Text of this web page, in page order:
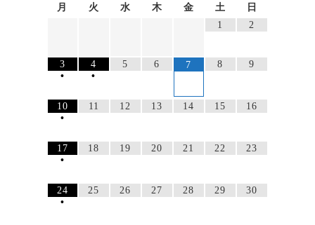
月 火 水 木 金 土
日
1
2
3
•
4
•
5 6 7 8 9
10
•
11 12 13 14 15 16
17
•
18 19 20 21 22 23
24
•
25 26 27 28 29 30